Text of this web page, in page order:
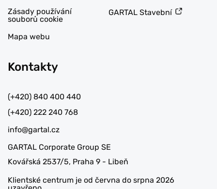
Zásady používání
souborů cookie
Mapa webu
GARTAL Stavební
Kontakty
(+420) 840 400 440
(+420) 222 240 768
info@gartal.cz
GARTAL Corporate Group SE
Kovářská 2537/5, Praha 9 - Libeň
Klientské centrum je od června do srpna 2026